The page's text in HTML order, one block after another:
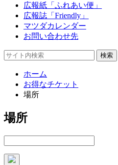
広報紙「ふれあい便」
広報誌「Friendly」
マツダカレンダー
お問い合わせ先
ホーム
お得なチケット
場所
場所